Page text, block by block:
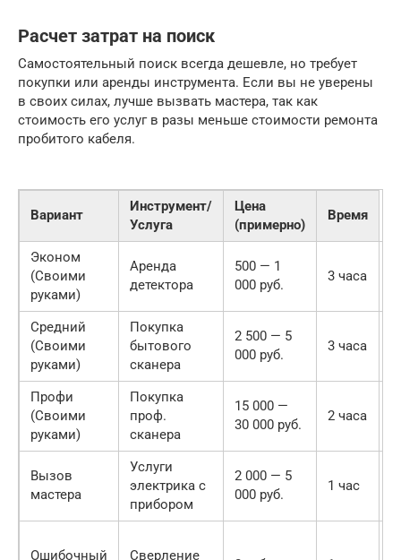
Расчет затрат на поиск
Самостоятельный поиск всегда дешевле, но требует
покупки или аренды инструмента. Если вы не уверены
в своих силах, лучше вызвать мастера, так как
стоимость его услуг в разы меньше стоимости ремонта
пробитого кабеля.
Вариант
Инструмент/
Услуга
Цена
(примерно)
Время
Эконом
(Своими
руками)
Аренда
детектора
500 — 1
000 руб.
3 часа
Средний
(Своими
руками)
Покупка
бытового
сканера
2 500 — 5
000 руб.
3 часа
Профи
(Своими
руками)
Покупка
проф.
сканера
15 000 —
30 000 руб.
2 часа
Вызов
мастера
Услуги
электрика с
прибором
2 000 — 5
000 руб.
1 час
Ошибочный
Сверление